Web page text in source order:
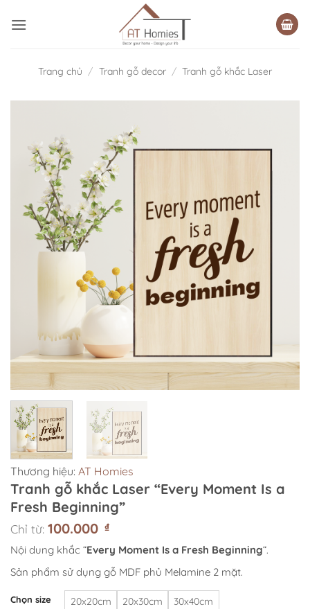
qua
Trang chủ / Tranh gỗ decor / Tranh gỗ khắc Laser
Thương hiệu: AT Homies
Tranh gỗ khắc Laser “Every Moment Is a
Fresh Beginning”
Chỉ từ: 100.000 ₫
Nội dung khắc “Every Moment Is a Fresh Beginning“.
Sản phẩm sử dụng gỗ MDF phủ Melamine 2 mặt.
Chọn size 20x20cm 20x30cm 30x40cm